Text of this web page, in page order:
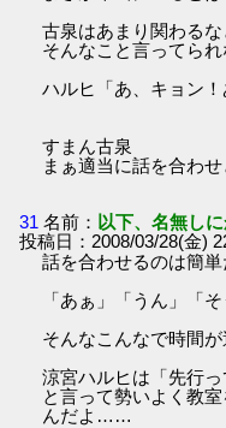
古泉はあまり関わる
そんなこと言ってら
ハルヒ「あ、キョン！
すまん古泉
まぁ適当に話を合わ
31 名前： 以下、名無し
投稿日：2008/03/28(金)
話を合わせるのは簡単
「あぁ」「うん」「
そんなこんなで時間
涼宮ハルヒは「先行
と言って勢いよく教
んだよ……